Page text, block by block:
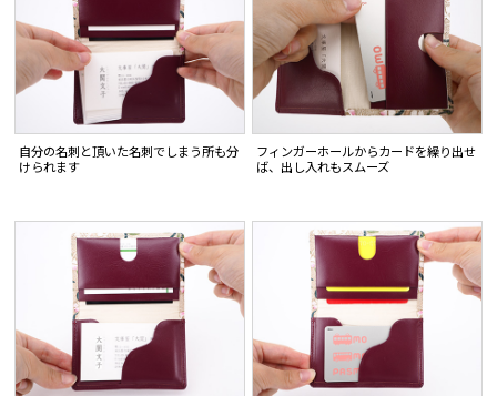
自分の名刺と頂いた名刺でしまう所も分
けられます
フィンガーホールからカードを繰り出せ
ば、出し入れもスムーズ